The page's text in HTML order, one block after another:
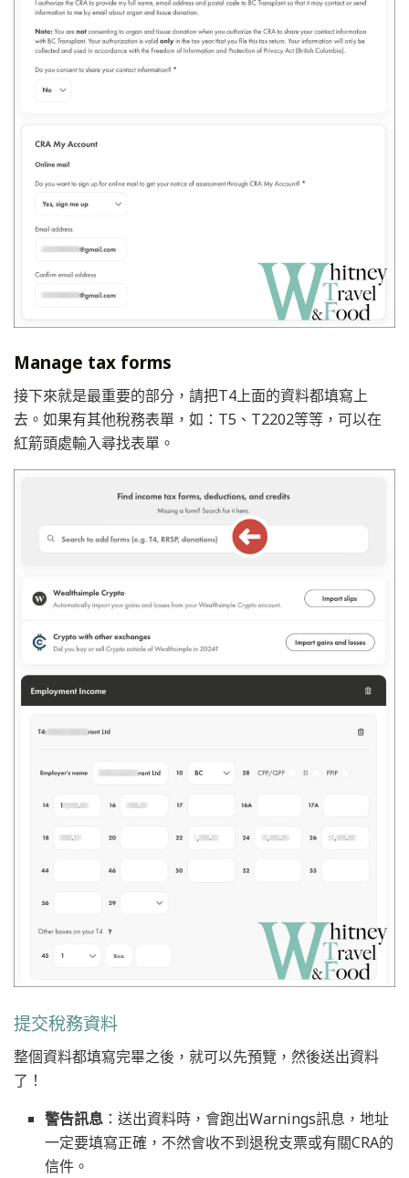
Manage tax forms
接下來就是最重要的部分，請把T4上面的資料都填寫上
去。如果有其他稅務表單，如：T5、T2202等等，可以在
紅箭頭處輸入尋找表單。
提交稅務資料
整個資料都填寫完畢之後，就可以先預覽，然後送出資料
了！
警告訊息 ：送出資料時，會跑出Warnings訊息，地址
一定要填寫正確，不然會收不到退稅支票或有關CRA的
信件。